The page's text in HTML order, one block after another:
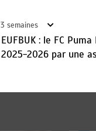
3 semaines
EUFBUK : le FC
2025-2026 par une